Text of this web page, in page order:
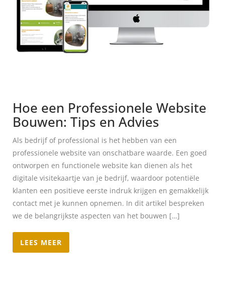
Hoe een Professionele Website
Bouwen: Tips en Advies
Als bedrijf of professional is het hebben van een
professionele website van onschatbare waarde. Een goed
ontworpen en functionele website kan dienen als het
digitale visitekaartje van je bedrijf, waardoor potentiële
klanten een positieve eerste indruk krijgen en gemakkelijk
contact met je kunnen opnemen. In dit artikel bespreken
we de belangrijkste aspecten van het bouwen […]
LEES MEER